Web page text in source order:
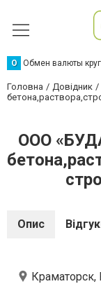
О Обмен валюты
Головна Довідник
ООО
Опис
Краматорск,